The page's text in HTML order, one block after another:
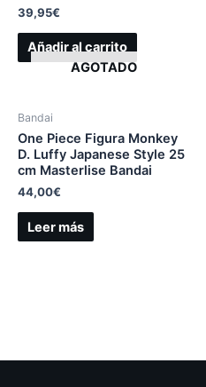
39,95€
Añadir al carrito
AGOTADO
Bandai
One Piece Figura Monkey
D. Luffy Japanese Style 25
cm Masterlise Bandai
44,00€
Leer más